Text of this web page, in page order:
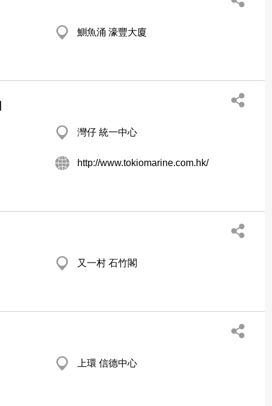
鰂魚涌 濠豐大廈
灣仔 統一中心
http://www.tokiomarine.com.hk/
又一村 石竹閣
上環 信德中心